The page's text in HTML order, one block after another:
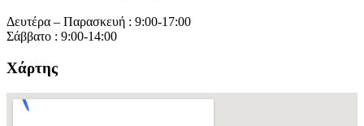
Δευτέρα – Παρασκευή : 9:00-17:00
Σάββατο : 9:00-14:00
Χάρτης